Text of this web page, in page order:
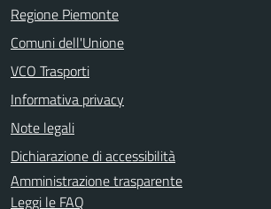
Regione Piemonte
Comuni dell'Unione
VCO Trasporti
Informativa privacy
Note legali
Dichiarazione di accessibilità
Amministrazione trasparente
Leggi le FAQ